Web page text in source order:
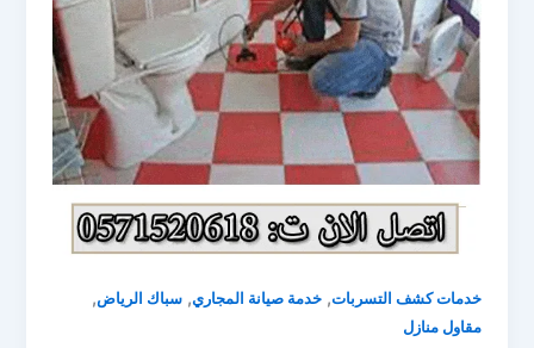
خدمات كشف التسربات,خدمة صيانة المجاري,سباك الرياض,
مقاول منازل